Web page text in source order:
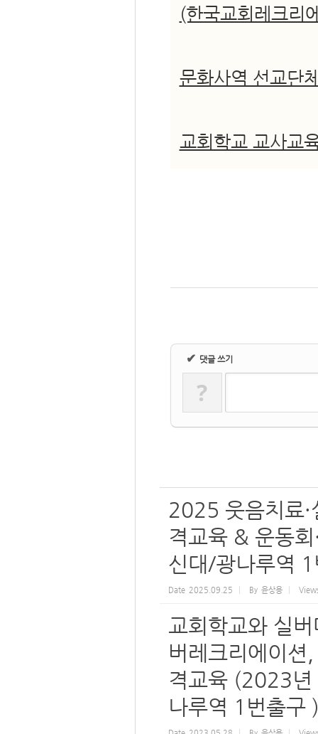
(한국교회레크리
문화사역 선교단
교회학교 교사교
✔ 댓글 쓰기
?
2025 웃음치료·
격교육 & 운동
신대/광나루역
Date 2025.09.25 By 윤상용
교회학교와 실
버레크리에이션
격교육 (2023
나루역 1번출구